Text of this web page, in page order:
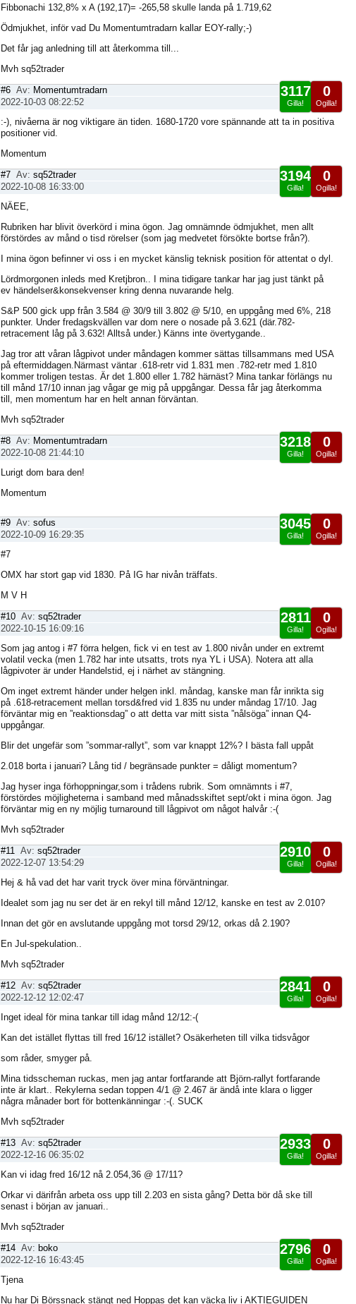
Fibbonachi 132,8% x A (192,17)= -265,58 skulle landa på 1.719,62
Ödmjukhet, inför vad Du Momentumtradarn kallar EOY-rally;-)
Det får jag anledning till att återkomma till...
Mvh sq52trader
0
Ogilla!
3117
Gilla!
#6 Av: Momentumtradarn
2022-10-03 08:22:52
:-), nivåerna är nog viktigare än tiden. 1680-1720 vore spännande att ta in positiva
positioner vid.
Momentum
0
Ogilla!
3194
Gilla!
#7 Av: sq52trader
2022-10-08 16:33:00
NÄEE,
Rubriken har blivit överkörd i mina ögon. Jag omnämnde ödmjukhet, men allt
förstördes av månd o tisd rörelser (som jag medvetet försökte bortse från?).
I mina ögon befinner vi oss i en mycket känslig teknisk position för attentat o dyl.
Lördmorgonen inleds med Kretjbron.. I mina tidigare tankar har jag just tänkt på
ev händelser&konsekvenser kring denna nuvarande helg.
S&P 500 gick upp från 3.584 @ 30/9 till 3.802 @ 5/10, en uppgång med 6%, 218
punkter. Under fredagskvällen var dom nere o nosade på 3.621 (där.782-
retracement låg på 3.632! Alltså under.) Känns inte övertygande..
Jag tror att våran lågpivot under måndagen kommer sättas tillsammans med USA
på eftermiddagen.Närmast väntar .618-retr vid 1.831 men .782-retr med 1.810
kommer troligen testas. Är det 1.800 eller 1.782 härnäst? Mina tankar förlängs nu
till månd 17/10 innan jag vågar ge mig på uppgångar. Dessa får jag återkomma
till, men momentum har en helt annan förväntan.
Mvh sq52trader
0
Ogilla!
3218
Gilla!
#8 Av: Momentumtradarn
2022-10-08 21:44:10
Lurigt dom bara den!
Momentum
0
Ogilla!
3045
Gilla!
#9 Av: sofus
2022-10-09 16:29:35
#7
OMX har stort gap vid 1830. På IG har nivån träffats.
M V H
0
Ogilla!
2811
Gilla!
#10 Av: sq52trader
2022-10-15 16:09:16
Som jag antog i #7 förra helgen, fick vi en test av 1.800 nivån under en extremt
volatil vecka (men 1.782 har inte utsatts, trots nya YL i USA). Notera att alla
lågpivoter är under Handelstid, ej i närhet av stängning.
Om inget extremt händer under helgen inkl. måndag, kanske man får inrikta sig
på .618-retracement mellan torsd&fred vid 1.835 nu under måndag 17/10. Jag
förväntar mig en ”reaktionsdag” o att detta var mitt sista ”nålsöga” innan Q4-
uppgångar.
Blir det ungefär som ”sommar-rallyt”, som var knappt 12%? I bästa fall uppåt
2.018 borta i januari? Lång tid / begränsade punkter = dåligt momentum?
Jag hyser inga förhoppningar,som i trådens rubrik. Som omnämnts i #7,
förstördes möjligheterna i samband med månadsskiftet sept/okt i mina ögon. Jag
förväntar mig en ny möjlig turnaround till lågpivot om något halvår :-(
Mvh sq52trader
0
Ogilla!
2910
Gilla!
#11 Av: sq52trader
2022-12-07 13:54:29
Hej & hå vad det har varit tryck över mina förväntningar.
Idealet som jag nu ser det är en rekyl till månd 12/12, kanske en test av 2.010?
Innan det gör en avslutande uppgång mot torsd 29/12, orkas då 2.190?
En Jul-spekulation..
Mvh sq52trader
0
Ogilla!
2841
Gilla!
#12 Av: sq52trader
2022-12-12 12:02:47
Inget ideal för mina tankar till idag månd 12/12:-(
Kan det istället flyttas till fred 16/12 istället? Osäkerheten till vilka tidsvågor
som råder, smyger på.
Mina tidsscheman ruckas, men jag antar fortfarande att Björn-rallyt fortfarande
inte är klart.. Rekylerna sedan toppen 4/1 @ 2.467 är ändå inte klara o ligger
några månader bort för bottenkänningar :-(. SUCK
Mvh sq52trader
0
Ogilla!
2933
Gilla!
#13 Av: sq52trader
2022-12-16 06:35:02
Kan vi idag fred 16/12 nå 2.054,36 @ 17/11?
Orkar vi därifrån arbeta oss upp till 2.203 en sista gång? Detta bör då ske till
senast i början av januari..
Mvh sq52trader
0
Ogilla!
2796
Gilla!
#14 Av: boko
2022-12-16 16:43:45
Tjena
Nu har Di Börssnack stängt ned Hoppas det kan väcka liv i AKTIEGUIDEN